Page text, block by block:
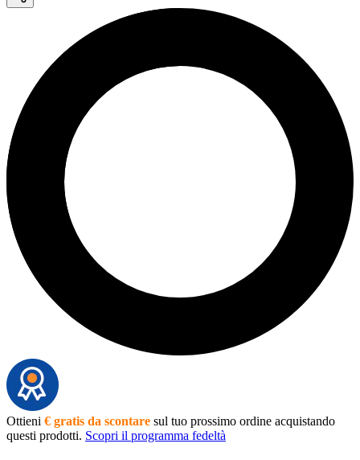
Ottieni € gratis da scontare sul tuo prossimo ordine acquistando
questi prodotti. Scopri il programma fedeltà